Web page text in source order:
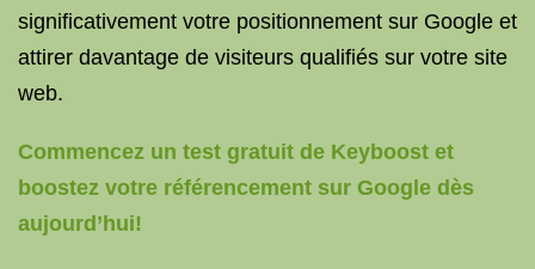
significativement votre positionnement sur Google et
attirer davantage de visiteurs qualifiés sur votre site
web.
Commencez un test gratuit de Keyboost et
boostez votre référencement sur Google dès
aujourd’hui!